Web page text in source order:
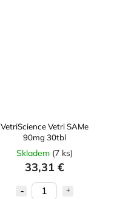
VetriScience Vetri SAMe
90mg 30tbl
Skladem (7 ks)
33,31 €